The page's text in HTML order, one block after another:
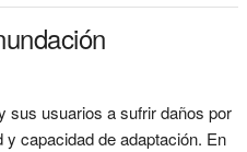
sus usuarios a sufrir daños por
capacidad de adaptación. En